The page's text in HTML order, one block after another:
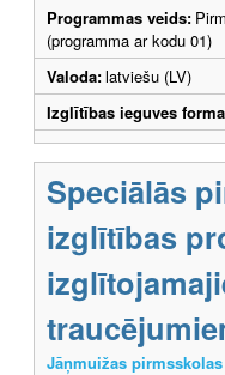
Programmas veids:
(programma ar kodu 01)
Valoda:latviešu (LV)
Izglītības ieguves
Speciālās
izglītības
Jāņmuižas